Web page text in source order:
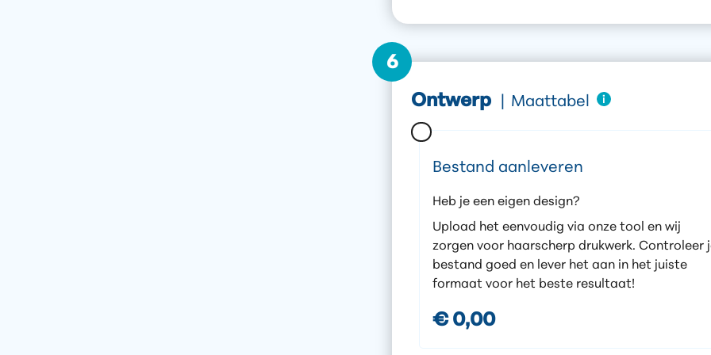
6
Ontwerp
Maattabel
Bestand aanleveren
Heb je een eigen design?
Upload het eenvoudig via onze tool en wij
zorgen voor haarscherp drukwerk. Controleer
bestand goed en lever het aan in het juiste
formaat voor het beste resultaat!
€ 0,00